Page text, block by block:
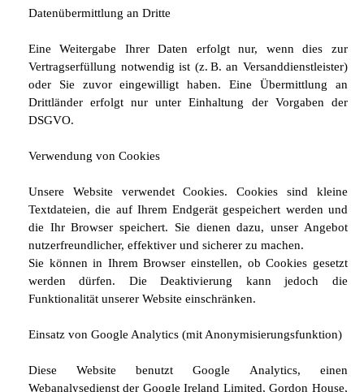
Datenübermittlung an Dritte
Eine Weitergabe Ihrer Daten erfolgt nur, wenn dies zur
Vertragserfüllung notwendig ist (z. B. an Versanddienstleister)
oder Sie zuvor eingewilligt haben. Eine Übermittlung an
Drittländer erfolgt nur unter Einhaltung der Vorgaben der
DSGVO.
Verwendung von Cookies
Unsere Website verwendet Cookies. Cookies sind kleine
Textdateien, die auf Ihrem Endgerät gespeichert werden und
die Ihr Browser speichert. Sie dienen dazu, unser Angebot
nutzerfreundlicher, effektiver und sicherer zu machen.
Sie können in Ihrem Browser einstellen, ob Cookies gesetzt
werden dürfen. Die Deaktivierung kann jedoch die
Funktionalität unserer Website einschränken.
Einsatz von Google Analytics (mit Anonymisierungsfunktion)
Diese Website benutzt Google Analytics, einen
Webanalysedienst der Google Ireland Limited, Gordon House,